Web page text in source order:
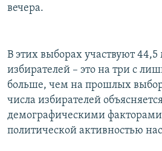
вечера.
В этих выборах участвуют
избирателей – это на три с
больше, чем на прошлых
числа избирателей
демографическими
политической активностью